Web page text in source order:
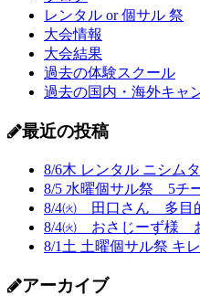
レンタル or 個サル 祭
大会情報
大会結果
過去の体験スクール
過去の国内・海外キャ
最近の投稿
8/6木 レンタル ニシム
8/5 水曜個サル祭 5チ
8/4㈫ 田口さん 多目
8/4㈫ おさじーず様
8/1土 土曜個サル祭 キ
アーカイブ